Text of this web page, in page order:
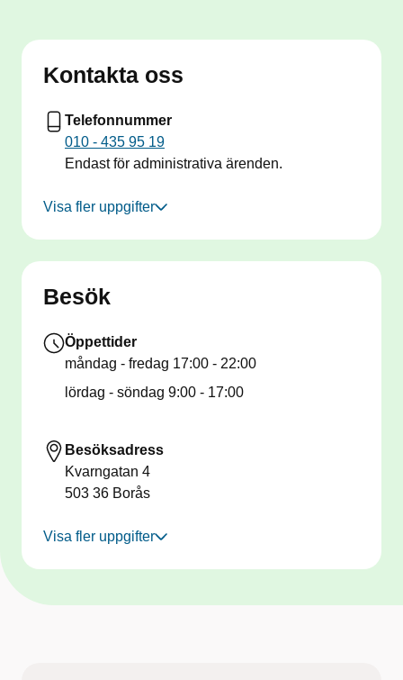
Kontakta oss
Telefonnummer
010 - 435 95 19
Endast för administrativa ärenden.
Visa fler uppgifter
Besök
Öppettider
måndag - fredag 17:00 - 22:00
lördag - söndag 9:00 - 17:00
Besöksadress
Kvarngatan 4
503 36 Borås
Visa fler uppgifter